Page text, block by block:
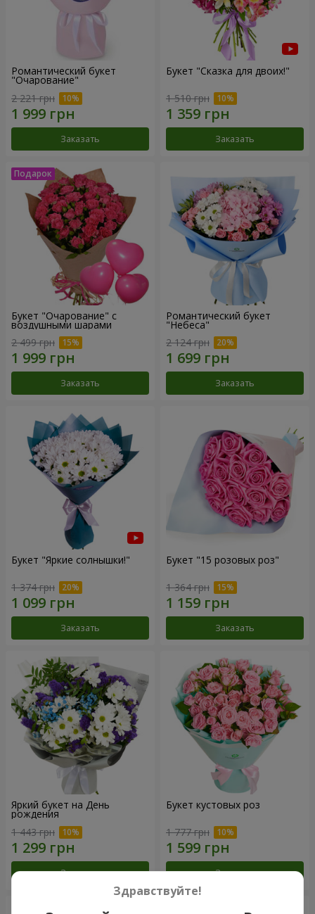
Романтический букет
"Очарование"
2 221 грн
Заказать
Букет "Сказка для двоих!"
1 510 грн
Заказать
Букет "Очарование" с
воздушными шарами
2 499 грн
Заказать
Романтический букет
"Небеса"
2 124 грн
Заказать
Букет "Яркие солнышки!"
1 374 грн
Заказать
Букет "15 розовых роз"
1 364 грн
Заказать
Яркий букет на День
рождения
1 443 грн
Заказать
Букет кустовых роз
1 777 грн
Заказать
Здравствуйте!